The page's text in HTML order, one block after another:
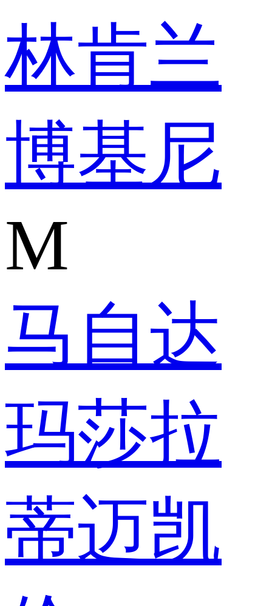
林肯兰
博基尼
M
马自达
玛莎拉
蒂迈凯